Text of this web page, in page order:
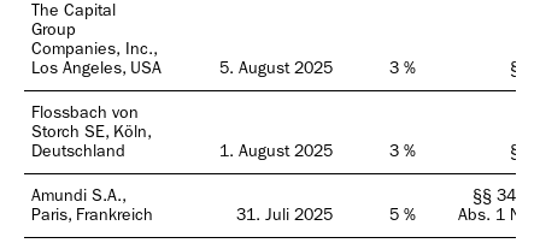
The Capital
Group
Companies, Inc.,
Los Angeles, USA
5. August 2025 3 % §
Flossbach von
Storch SE, Köln,
Deutschland
1. August 2025 3 % §
Amundi S.A.,
Paris, Frankreich
31. Juli 2025 5 %
§§ 34,
Abs. 1 Nr.